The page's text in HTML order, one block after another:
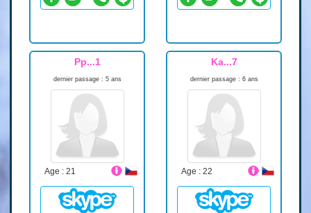
Pp...1
dernier passage : 5 ans
Age : 21
Ka...7
dernier passage : 6 ans
Age : 22